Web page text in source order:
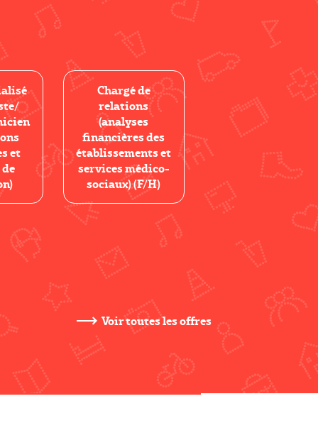
et
Chargé de
relations
(analyses
financières des
établissements et
services médico-
sociaux) (F/H)
Voir toutes les offres